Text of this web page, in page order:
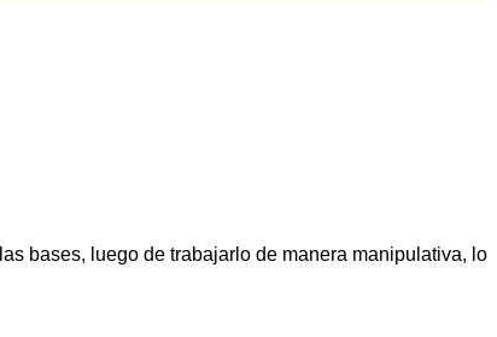
bases, luego de trabajarlo de manera manipulativa, lo